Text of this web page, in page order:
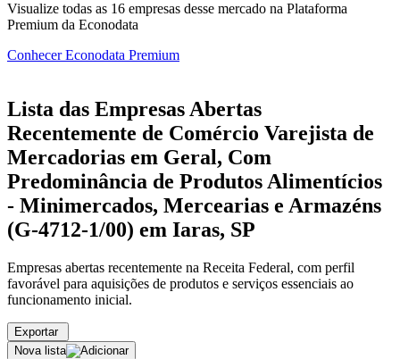
Visualize todas as 16 empresas desse mercado na Plataforma
Premium da Econodata
Conhecer Econodata Premium
Lista das Empresas Abertas
Recentemente de Comércio Varejista de
Mercadorias em Geral, Com
Predominância de Produtos Alimentícios
- Minimercados, Mercearias e Armazéns
(G-4712-1/00) em Iaras, SP
Empresas abertas recentemente na Receita Federal, com perfil
favorável para aquisições de produtos e serviços essenciais ao
funcionamento inicial.
Exportar
Nova lista